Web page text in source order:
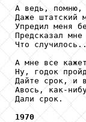
А ведь, помню,
Даже штатский
Упредил меня
Предсказал
Что
А мне все
Ну, годок
Дайте срок, и
Авось, как-
Дали срок.
1970